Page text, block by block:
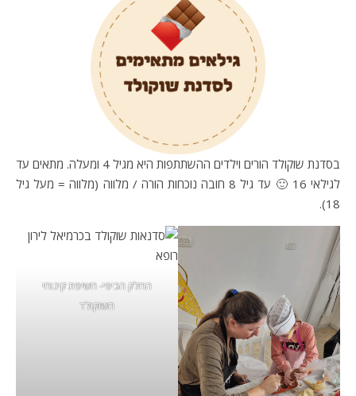
בסדנת שוקולד הורים וילדים ההשתתפות היא מגיל 4 ומעלה. מתאים עד
לגילאי 16 🙂 עד גיל 8 חובה נוכחות הורה / מלווה (מלווה = מעל גיל
18).
החלק הכיפי- חשיפת קינוחי
השוקולד